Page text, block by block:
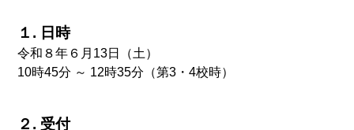
１. 日時
令和８年６月13日（土）
10時45分 ～ 12時35分（第3・4校時）
２. 受付